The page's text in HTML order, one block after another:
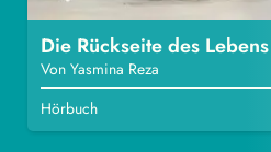
Die Rückseite des Lebens
Von Yasmina Reza
Hörbuch